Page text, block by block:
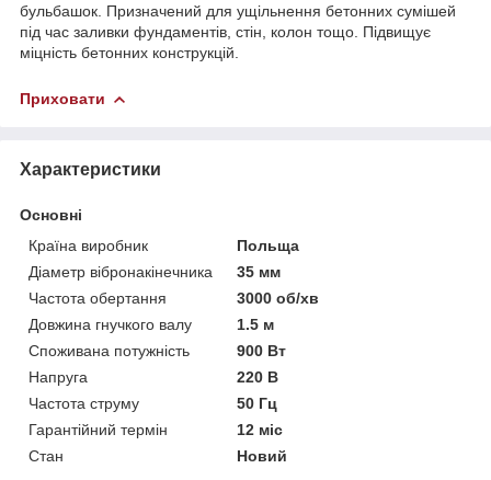
бульбашок. Призначений для ущільнення бетонних сумішей
під час заливки фундаментів, стін, колон тощо. Підвищує
міцність бетонних конструкцій.
Приховати
Характеристики
Основні
Країна виробник
Польща
Діаметр вібронакінечника
35 мм
Частота обертання
3000 об/хв
Довжина гнучкого валу
1.5 м
Споживана потужність
900 Вт
Напруга
220 В
Частота струму
50 Гц
Гарантійний термін
12 міс
Стан
Новий